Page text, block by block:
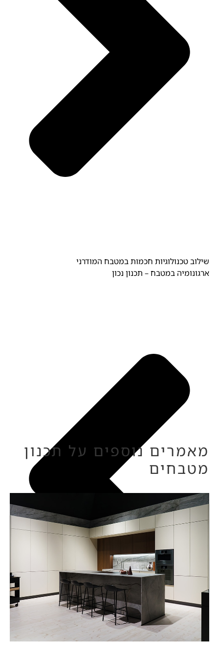
שילוב טכנולוגיות חכמות במטבח המודרני
ארגונומיה במטבח – תכנון נכון
מאמרים נוספים על תכנון
מטבחים